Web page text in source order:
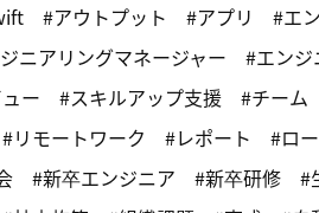
アウトプット アプリ
エ
ニアリングマネージャー
エン
ー
スキルアップ支援
チーム
リモートワーク
レポート
ロ
新卒エンジニア 新卒研修